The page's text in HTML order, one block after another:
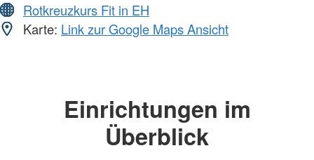
Rotkreuzkurs Fit in EH
Karte: Link zur Google Maps Ansicht
Einrichtungen im
Überblick